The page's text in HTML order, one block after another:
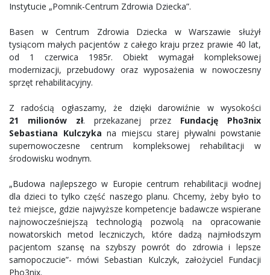
Instytucie „Pomnik-Centrum Zdrowia Dziecka”.
Basen w Centrum Zdrowia Dziecka w Warszawie służył
tysiącom małych pacjentów z całego kraju przez prawie 40 lat,
od 1 czerwica 1985r. Obiekt wymagał kompleksowej
modernizacji, przebudowy oraz wyposażenia w nowoczesny
sprzęt rehabilitacyjny.
Z radością ogłaszamy, że dzięki darowiźnie w wysokości
21 milionów zł. przekazanej przez Fundację Pho3nix
Sebastiana Kulczyka na miejscu starej pływalni powstanie
supernowoczesne centrum kompleksowej rehabilitacji w
środowisku wodnym.
„Budowa najlepszego w Europie centrum rehabilitacji wodnej
dla dzieci to tylko część naszego planu. Chcemy, żeby było to
też miejsce, gdzie najwyższe kompetencje badawcze wspierane
najnowocześniejszą technologią pozwolą na opracowanie
nowatorskich metod leczniczych, które dadzą najmłodszym
pacjentom szansę na szybszy powrót do zdrowia i lepsze
samopoczucie”- mówi Sebastian Kulczyk, założyciel Fundacji
Pho3nix.